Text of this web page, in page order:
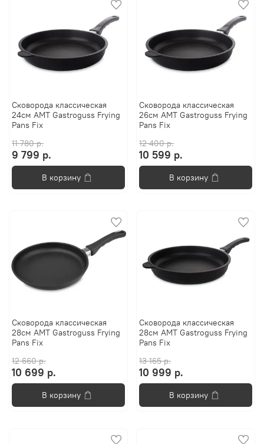
Сковорода классическая
24см AMT Gastroguss Frying
Pans Fix
11 780 р.
9 799 р.
В корзину
Сковорода классическая
26см AMT Gastroguss Frying
Pans Fix
12 400 р.
10 599 р.
В корзину
Сковорода классическая
28см AMT Gastroguss Frying
Pans Fix
12 660 р.
10 699 р.
В корзину
Сковорода классическая
28см AMT Gastroguss Frying
Pans Fix
13 165 р.
10 999 р.
В корзину